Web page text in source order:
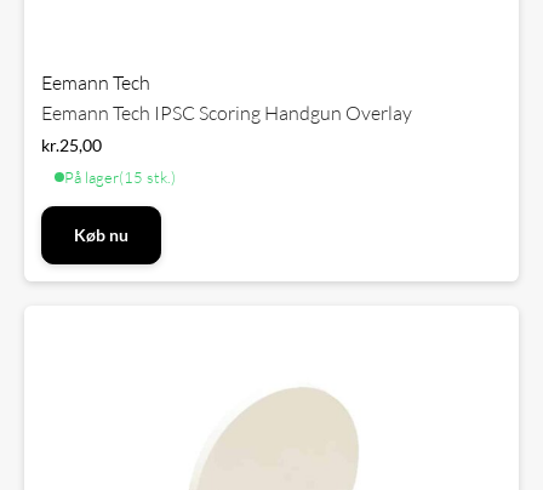
Eemann Tech
Eemann Tech IPSC Scoring Handgun Overlay
kr.25,00
På lager(15 stk.)
Køb nu